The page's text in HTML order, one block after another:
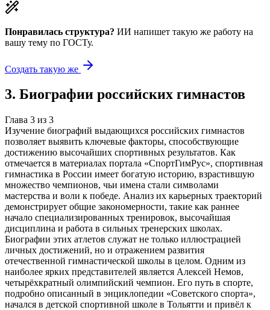
Понравилась структура? ИИ напишет такую же работу на
вашу тему по ГОСТу.
Создать такую же
3. Биографии российских гимнастов
Глава 3 из 3
Изучение биографий выдающихся российских гимнастов
позволяет выявить ключевые факторы, способствующие
достижению высочайших спортивных результатов. Как
отмечается в материалах портала «СпортГимРус», спортивная
гимнастика в России имеет богатую историю, взрастившую
множество чемпионов, чьи имена стали символами
мастерства и воли к победе. Анализ их карьерных траекторий
демонстрирует общие закономерности, такие как раннее
начало специализированных тренировок, высочайшая
дисциплина и работа в сильных тренерских школах.
Биографии этих атлетов служат не только иллюстрацией
личных достижений, но и отражением развития
отечественной гимнастической школы в целом. Одним из
наиболее ярких представителей является Алексей Немов,
четырёхкратный олимпийский чемпион. Его путь в спорте,
подробно описанный в энциклопедии «Советского спорта»,
начался в детской спортивной школе в Тольятти и привёл к